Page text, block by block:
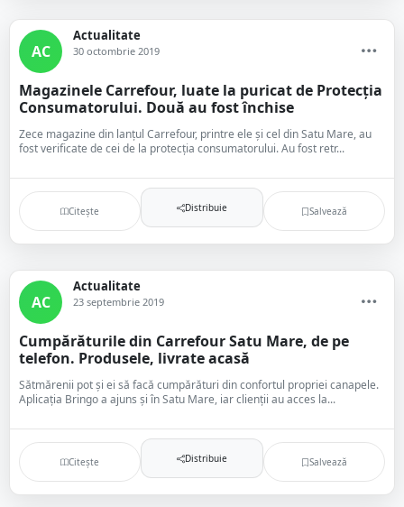
AC
Actualitate
30 octombrie 2019
Magazinele Carrefour, luate la puricat de Protecția
Consumatorului. Două au fost închise
Zece magazine din lanțul Carrefour, printre ele și cel din Satu Mare, au
fost verificate de cei de la protecția consumatorului. Au fost retr...
Citește Distribuie Salvează
AC
Actualitate
23 septembrie 2019
Cumpărăturile din Carrefour Satu Mare, de pe
telefon. Produsele, livrate acasă
Sătmărenii pot și ei să facă cumpărături din confortul propriei canapele.
Aplicația Bringo a ajuns și în Satu Mare, iar clienții au acces la...
Citește Distribuie Salvează